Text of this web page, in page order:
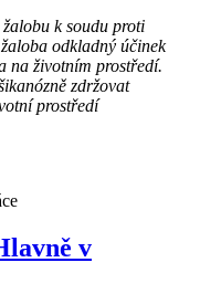
k soudu proti
odkladný účinek
na životním prostředí.
zdržovat
prostředí
v